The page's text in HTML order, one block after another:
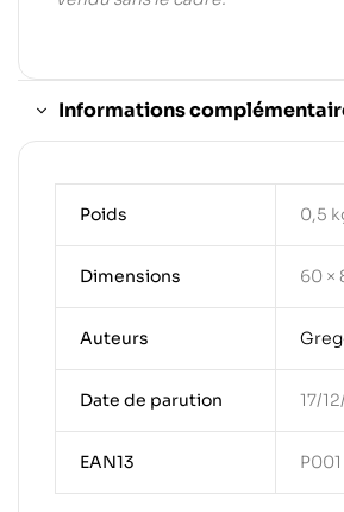
Informations
Poids 0,5
Dimensions 60 ×
Auteurs
Date de parution 17/
EAN13 P001